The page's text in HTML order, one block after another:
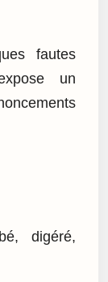
fautes
un
digéré,